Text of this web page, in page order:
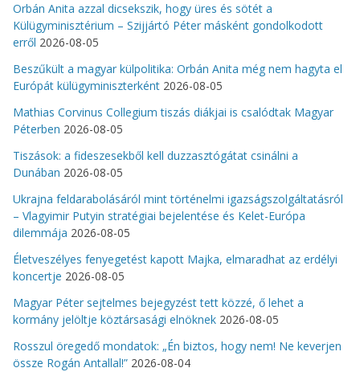
Orbán Anita azzal dicsekszik, hogy üres és sötét a
Külügyminisztérium – Szijjártó Péter másként gondolkodott
erről 2026-08-05
Beszűkült a magyar külpolitika: Orbán Anita még nem hagyta el
Európát külügyminiszterként 2026-08-05
Mathias Corvinus Collegium tiszás diákjai is csalódtak Magyar
Péterben 2026-08-05
Tiszások: a fideszesekből kell duzzasztógátat csinálni a
Dunában 2026-08-05
Ukrajna feldarabolásáról mint történelmi igazságszolgáltatásról
– Vlagyimir Putyin stratégiai bejelentése és Kelet-Európa
dilemmája 2026-08-05
Életveszélyes fenyegetést kapott Majka, elmaradhat az erdélyi
koncertje 2026-08-05
Magyar Péter sejtelmes bejegyzést tett közzé, ő lehet a
kormány jelöltje köztársasági elnöknek 2026-08-05
Rosszul öregedő mondatok: „Én biztos, hogy nem! Ne keverjen
össze Rogán Antallal!” 2026-08-04